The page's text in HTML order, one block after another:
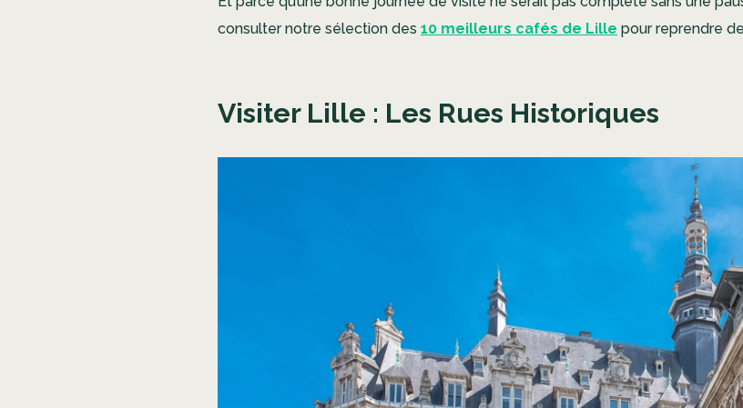
consulter notre sélection des 10 meilleurs cafés de Lille pour reprendre
Visiter Lille : Les Rues Historiques